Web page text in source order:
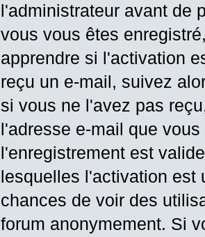
l'administrateur avant de
vous vous êtes
apprendre si l'activation
reçu un e-mail, suivez
si vous ne l'avez pas
l'adresse e-mail que
l'enregistrement est
lesquelles l'activation est
chances de voir des
forum anonymement. Si